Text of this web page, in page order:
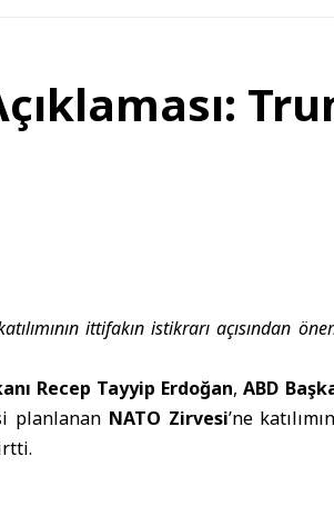
ittifakın istikrarı açısından
Recep Tayyip Erdoğan,ABD
planlanan NATO Zirvesi’ne